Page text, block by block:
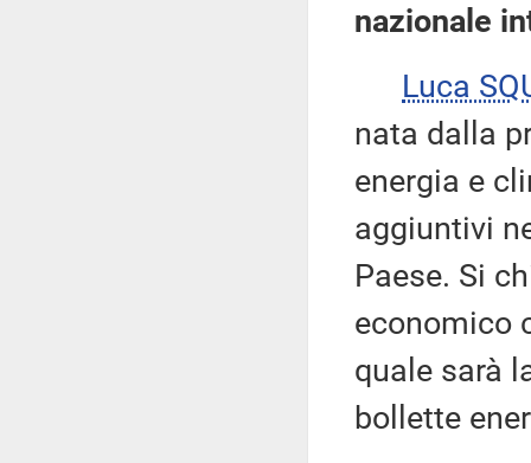
nazionale
Luca
nata dalla
energia e
aggiuntivi
Paese. Si
economico
quale sarà
bollette